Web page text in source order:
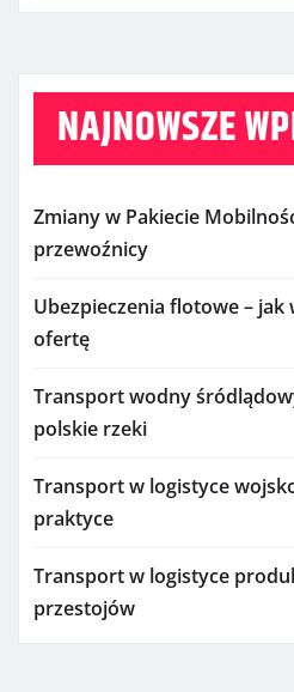
NAJNOWSZE
Zmiany w Pakiecie
przewoźnicy
Ubezpieczenia flotowe – jak
ofertę
Transport wodny
polskie rzeki
Transport w logistyce
praktyce
Transport w logistyce
przestojów